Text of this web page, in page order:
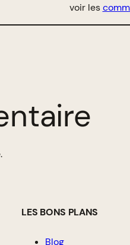
voir les
LES BONS PLANS
Blog